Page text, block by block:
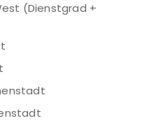
(Dienstgrad +